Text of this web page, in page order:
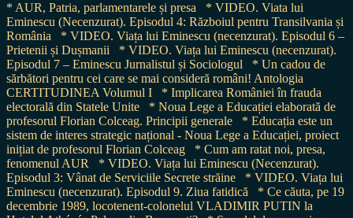
* AUR, Patria, parlamentarele și presa
* VIDEO. Viata lui
Eminescu (Necenzurat). Episodul 4: Războiul pentru Transilvania și
România
* VIDEO. Viața lui Eminescu (necenzurat). Episodul 6 –
Prietenii și Dușmanii
* VIDEO. Viața lui Eminescu (necenzurat).
Episodul 7 – Eminescu Jurnalistul și Sociologul
* Un cadou de
sărbători pentru cei care se mai consideră români! Antologia
CERTITUDINEA Volumul I
* Implicarea României în frauda
electorală din Statele Unite
* Noua Lege a Educației elaborată de
profesorul Florian Colceag. Principii generale
* Educația este un
sistem de interes strategic național - Noua Lege a Educației, proiect
inițiat de profesorul Florian Colceag
* Cum am ratat noi, presa,
fenomenul AUR
* VIDEO. Viața lui Eminescu (Necenzurat).
Episodul 3: Vânat de Serviciile Secrete străine
* VIDEO. Viața lui
Eminescu (necenzurat). Episodul 9. Ziua fatidică
* Ce căuta, pe 19
decembrie 1989, locotenent-colonelul VLADIMIR PUTIN la